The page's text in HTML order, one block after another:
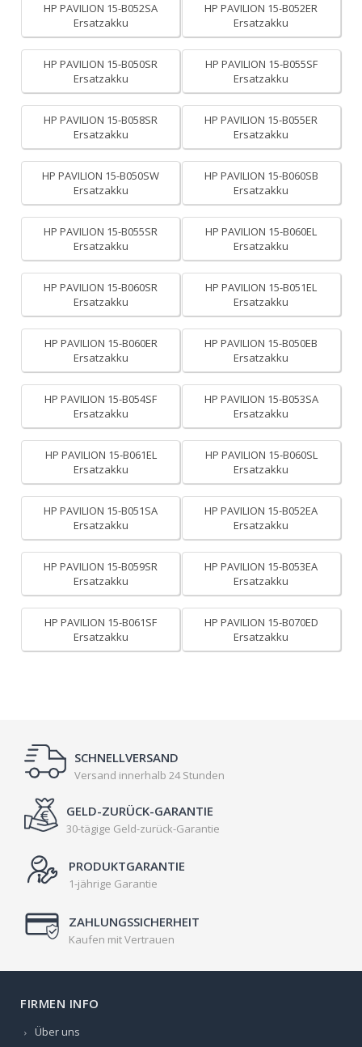
HP PAVILION 15-B052SA
Ersatzakku
HP PAVILION 15-B052ER
Ersatzakku
HP PAVILION 15-B050SR
Ersatzakku
HP PAVILION 15-B055SF
Ersatzakku
HP PAVILION 15-B058SR
Ersatzakku
HP PAVILION 15-B055ER
Ersatzakku
HP PAVILION 15-B050SW
Ersatzakku
HP PAVILION 15-B060SB
Ersatzakku
HP PAVILION 15-B055SR
Ersatzakku
HP PAVILION 15-B060EL
Ersatzakku
HP PAVILION 15-B060SR
Ersatzakku
HP PAVILION 15-B051EL
Ersatzakku
HP PAVILION 15-B060ER
Ersatzakku
HP PAVILION 15-B050EB
Ersatzakku
HP PAVILION 15-B054SF
Ersatzakku
HP PAVILION 15-B053SA
Ersatzakku
HP PAVILION 15-B061EL
Ersatzakku
HP PAVILION 15-B060SL
Ersatzakku
HP PAVILION 15-B051SA
Ersatzakku
HP PAVILION 15-B052EA
Ersatzakku
HP PAVILION 15-B059SR
Ersatzakku
HP PAVILION 15-B053EA
Ersatzakku
HP PAVILION 15-B061SF
Ersatzakku
HP PAVILION 15-B070ED
Ersatzakku
SCHNELLVERSAND
Versand innerhalb 24 Stunden
GELD-ZURÜCK-GARANTIE
30-tägige Geld-zurück-Garantie
PRODUKTGARANTIE
1-jährige Garantie
ZAHLUNGSSICHERHEIT
Kaufen mit Vertrauen
FIRMEN INFO
Über uns